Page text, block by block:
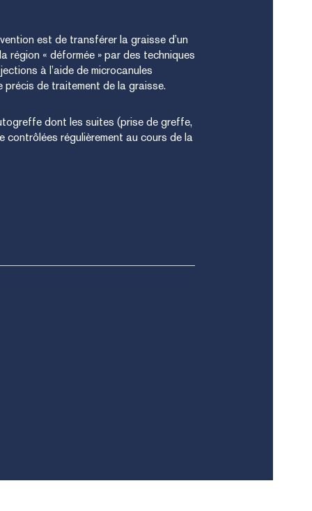
est de transférer la graisse d’un
région « déformée » par des techniques
à l’aide de microcanules
de traitement de la graisse.
dont les suites (prise de greffe,
régulièrement au cours de la